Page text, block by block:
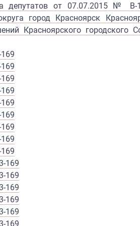
депутатов от 07.07.2015 №
город Красноярск
Красноярского городского
169
169
169
169
169
169